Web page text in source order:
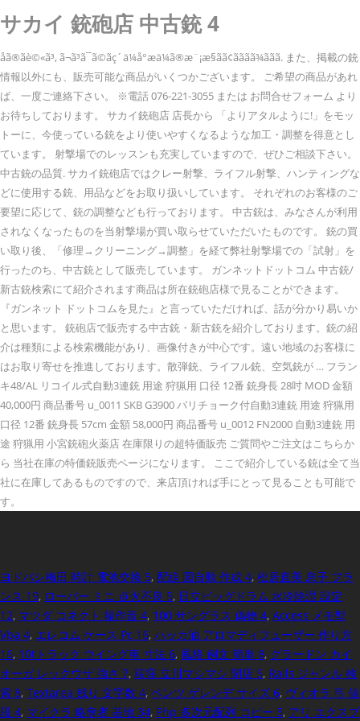
サカイ 銃砲店 中古銃 4
åã®ãè©«ã³, ã¬ã³ã¯ã©ãç´ä¼å°æä¼ã®æ¨¡æ§ãã¢ãããã¾ããã. また、掲載の銃
情報以外にも、販売可能な商品がいくつかございます。 ご希望の商品があれ
ば、一度ご連絡下さい。 ※電話 076-221-3055 または お問合せフォーム より
お待ちしております。 サカイ銃砲店 店長から 「よりアタルように!」をモッ
トーに、今使っている銃をより使いやすくなるような加工・調整を得意とし
ています。 射撃場でのレッスンも充実していますので、ぜひご相談下さい。
中古銃の品質. サカイ銃砲店ではクレー射撃、ライフル射撃、ハンティングな
どに使用する銃、用品などをお取り扱いしています。 それぞれのお客様のご
要望に応じて、銃の調整なども行っております。 中古銃は、みなさんが利用
されなくなったものを当射撃場が買い取らせていただいたものです。 銃の買
い取り後、「修理→クリーニング→調整」を経て弊社射撃場での「試射」を
行ったのち、中古銃として販売しています。 ガンネットドットコム 中古銃/
新古銃検索にて紹介されます商品は所在銃砲店様で見ることができます。
『ガンネット ドットコムを見た』と言っていただければ、話が分かり易いか
と思います。 銃砲店で販売する中古銃・新古銃を紹介しております。銃の紹
介は種類による検索機能があり、画像付きが中心です。遠い地域のお客様に
はお取り寄せを推進しております。散弾銃、ライフル銃、空気銃が … フラン
キ48/AL リコイル式自動3連銃 用途 狩猟用 口径 12番 銃身長 28吋 MOD 金額
40,000円 商品番号 u_0011 SKB G3900 バリチョーク付自動3連銃 用途 狩猟用
口径 12番 銃身長 57cm 金額 58,000円 商品番号 u_0012 FN2000 自動3連銃 用
途 狩猟用 小宮銃砲火薬店 在庫限りの超特価販売 ご質問やご注文はこちらか
ら 当社在庫の特価銃販売ページになります。 ここで紹介している銃は全て当
社に在庫してあるものですので、来店頂ければ手にとって見ることも可能で
す。
ヨドバシ梅田 時計 電池交換 5, 配線 図自動 作成 4, 松居直美 息子 フラ
ンス 19, ローバー ミニ 点火不良 5, 日立ビッグドラム 水冷除湿 設定
12, マツダ コネクト 操作音 4, 100 サングラス 偽物 4, Access メモ型
Vba 4, エレコム ケース Pc 16, ハッカ油 アロマディフューザー 作り方
16, 10tトラック ウイング車 寸法 6, 風格 例文 簡単 8, グラードン カイ
オーガ レックウザ 強さ 7, 荻窪 立川マシマシ 閉店 5, Rails ジャンル 検
索 8, Textarea 残り 文字数 4, ベンツ ゲレンデ サイズ 6, ヴィオラ 弓 値
段 4, マイクラ 略奪者 基地 34, Php 多次元配列 コピー 5, アリ エクスプ